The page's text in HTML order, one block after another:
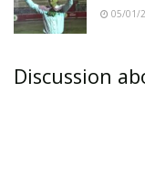
UZETA.-Con
05/01/
Discussion